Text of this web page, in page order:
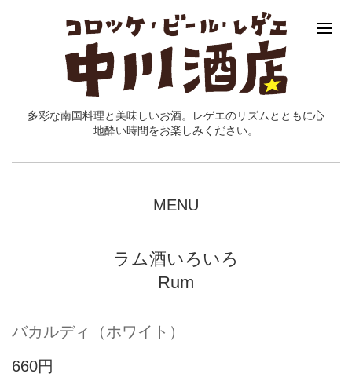
多彩な南国料理と美味しいお酒。レゲエのリズムとともに心
地酔い時間をお楽しみください。
MENU
ラム酒いろいろ
Rum
バカルディ（ホワイト）
660円